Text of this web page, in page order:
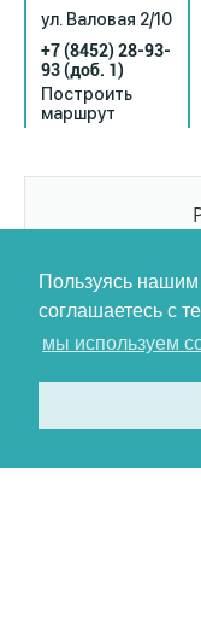
Пользуясь
соглашаетесь с
мы используем
ул. Валовая 2/10
+7 (8452) 28-93-
93(доб. 1)
Построить
маршрут
БЕЗ